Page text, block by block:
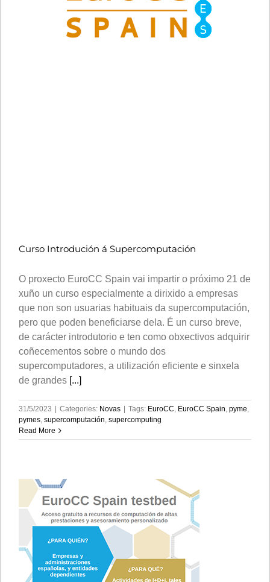
Curso Introdución á Supercomputación
O proxecto EuroCC Spain vai impartir o próximo 21 de
xuño un curso especialmente a dirixido a empresas
que non son usuarias habituais da supercomputación,
pero que poden beneficiarse dela. É un curso breve,
de carácter introdutorio e ten como obxectivos adquirir
coñecementos sobre o mundo dos
supercomputadores, a utilización eficiente e sinxela
de grandes [...]
31/5/2023 | Categories: Novas | Tags: EuroCC EuroCC Spain pyme
pymes supercomputación supercomputing
Read More